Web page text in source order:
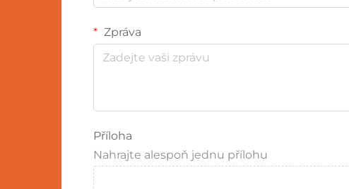
Zpráva
Příloha
Nahrajte alespoň jednu přílohu